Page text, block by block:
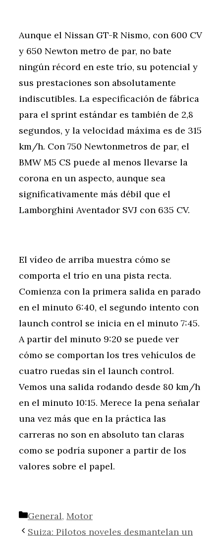
Aunque el Nissan GT-R Nismo, con 600 CV
y 650 Newton metro de par, no bate
ningún récord en este trío, su potencial y
sus prestaciones son absolutamente
indiscutibles. La especificación de fábrica
para el sprint estándar es también de 2,8
segundos, y la velocidad máxima es de 315
km/h. Con 750 Newtonmetros de par, el
BMW M5 CS puede al menos llevarse la
corona en un aspecto, aunque sea
significativamente más débil que el
Lamborghini Aventador SVJ con 635 CV.
El vídeo de arriba muestra cómo se
comporta el trío en una pista recta.
Comienza con la primera salida en parado
en el minuto 6:40, el segundo intento con
launch control se inicia en el minuto 7:45.
A partir del minuto 9:20 se puede ver
cómo se comportan los tres vehículos de
cuatro ruedas sin el launch control.
Vemos una salida rodando desde 80 km/h
en el minuto 10:15. Merece la pena señalar
una vez más que en la práctica las
carreras no son en absoluto tan claras
como se podría suponer a partir de los
valores sobre el papel.
Categorías
General, Motor
Suiza: Pilotos noveles desmantelan un